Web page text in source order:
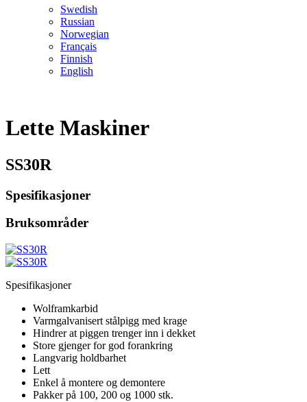
Swedish
Russian
Norwegian
Français
Finnish
English
Lette Maskiner
SS30R
Spesifikasjoner
Bruksområder
Spesifikasjoner
Wolframkarbid
Varmgalvanisert stålpigg med krage
Hindrer at piggen trenger inn i dekket
Store gjenger for god forankring
Langvarig holdbarhet
Lett
Enkel å montere og demontere
Pakker på 100, 200 og 1000 stk.